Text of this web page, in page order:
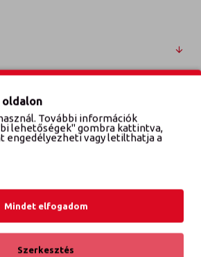
oldalon
További információk
lehetőségek" gombra kattintva,
engedélyezheti vagy letilthatja a
Mindet elfogadom
Szerkesztés